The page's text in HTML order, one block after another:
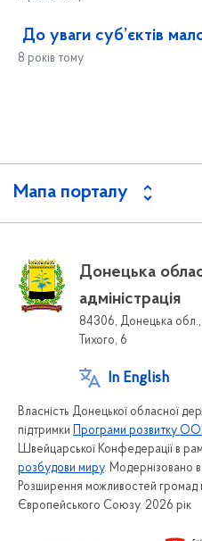
До уваги суб’єктів
8 років тому
Мапа порталу
Донецька
адміністрація
84306, Донецька
Тихого, 6
In English
Власність Донецької обласної
підтримки Програми розвитку
Швейцарської Конфедерації в
розбудови миру. Модернізовано
Розширення можливостей громад
Європейського Союзу. 2026 рік